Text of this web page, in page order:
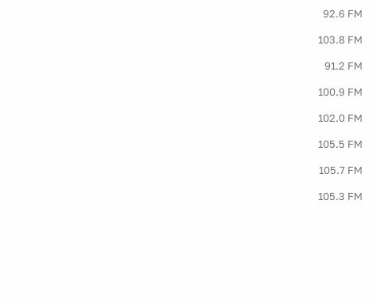
92.6 FM
103.8 FM
91.2 FM
100.9 FM
102.0 FM
105.5 FM
105.7 FM
105.3 FM